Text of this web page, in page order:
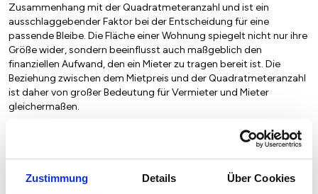
Zustimmung Details Über Cookies
Zusammenhang mit der Quadratmeteranzahl und ist ein
ausschlaggebender Faktor bei der Entscheidung für eine
passende Bleibe. Die Fläche einer Wohnung spiegelt nicht nur ihre
Größe wider, sondern beeinflusst auch maßgeblich den
finanziellen Aufwand, den ein Mieter zu tragen bereit ist. Die
Beziehung zwischen dem Mietpreis und der Quadratmeteranzahl
ist daher von großer Bedeutung für Vermieter und Mieter
gleichermaßen.
Wohnfläche in m 2024 2025 2026